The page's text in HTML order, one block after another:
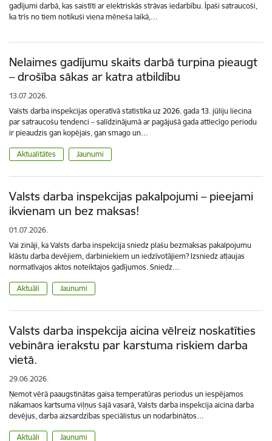
gadījumi darbā, kas saistīti ar elektriskās strāvas iedarbību. Īpaši satraucoši,
ka trīs no tiem notikuši viena mēneša laikā,…
Nelaimes gadījumu skaits darbā turpina pieaugt
– drošība sākas ar katra atbildību
13.07.2026.
Valsts darba inspekcijas operatīvā statistika uz 2026. gada 13. jūliju liecina
par satraucošu tendenci – salīdzinājumā ar pagājušā gada attiecīgo periodu
ir pieaudzis gan kopējais, gan smago un…
Aktualitātes Jaunumi
Valsts darba inspekcijas pakalpojumi – pieejami
ikvienam un bez maksas!
01.07.2026.
Vai zināji, ka Valsts darba inspekcija sniedz plašu bezmaksas pakalpojumu
klāstu darba devējiem, darbiniekiem un iedzīvotājiem? Izsniedz atļaujas
normatīvajos aktos noteiktajos gadījumos. Sniedz…
Aktuāli Jaunumi
Valsts darba inspekcija aicina vēlreiz noskatīties
vebināra ierakstu par karstuma riskiem darba
vietā.
29.06.2026.
Ņemot vērā paaugstinātas gaisa temperatūras periodus un iespējamos
nākamaos kartsuma viļņus šajā vasarā, Valsts darba inspekcija aicina darba
devējus, darba aizsardzības speciālistus un nodarbinātos…
Aktuāli Jaunumi